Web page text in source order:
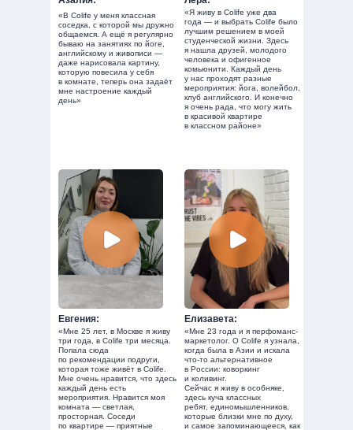
«В Colife у меня классная
соседка, с которой мы дружно
общаемся. А ещё я регулярно
бываю на занятиях по йоге,
английскому и живописи —
даже нарисовала картину,
которую повесила у себя
в комнате, теперь она задаёт
мне настроение каждый
день»
«Я живу в Colife уже два
года — и выбрать Colife было
лучшим решением в моей
студенческой жизни. Здесь
я нашла друзей, молодого
человека и офигенное
комьюнити. Каждый день
у нас проходят разные
мероприятия: йога, волейбол,
клуб английского. И конечно
я очень рада, что могу жить
в красивой квартире
в классном районе»
Евгения:
«Мне 25 лет, в Москве я живу
три года, в Colife три месяца.
Попала сюда
по рекомендации подруги,
которая тоже живёт в Colife.
Мне очень нравится, что здесь
каждый день есть
мероприятия. Нравится моя
комната — светлая,
просторная. Соседи
по квартире — приятные
Елизавета:
«Мне 23 года и я перфоманс-
маркетолог. О Colife я узнала,
когда была в Азии и искала
что-то альтернативное
в России: коворкинг
и коливинг.
Сейчас я живу в особняке,
здесь куча классных
ребят, единомышленников,
которые близки мне по духу,
и самое запоминающееся, как